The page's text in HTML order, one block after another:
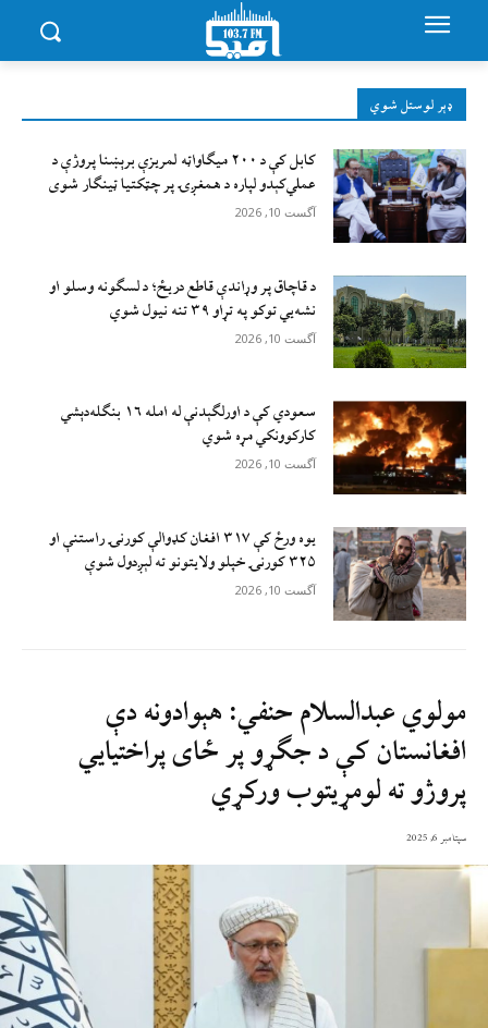
ډېر لوستل شوي
کابل کې د ۲۰۰ میګاواټه لمریزې برېښنا پروژې د
عملي‌کېدو لپاره د همغږۍ پر چټکتیا ټینګار شوی
آگست 10, 2026
د قاچاق پر وړاندې قاطع دريځ؛ د لسګونه وسلو او
نشه‌يي توکو په تړاو ۳۹ تنه نيول شوي
آگست 10, 2026
سعودي کې د اورلګېدنې له امله ۱۶ بنګله‌دېشي
کارکوونکي مړه شوي
آگست 10, 2026
یوه ورځ کې ۳۱۷ افغان کډوالې کورنۍ راستنې او
۳۲۵ کورنۍ خپلو ولایتونو ته لېږدول شوې
آگست 10, 2026
مولوي عبدالسلام حنفي: هېوادونه دې
افغانستان کې د جګړو پر ځای پراختیایي
پروژو ته لومړیتوب ورکړي
سپتامبر 6, 2025